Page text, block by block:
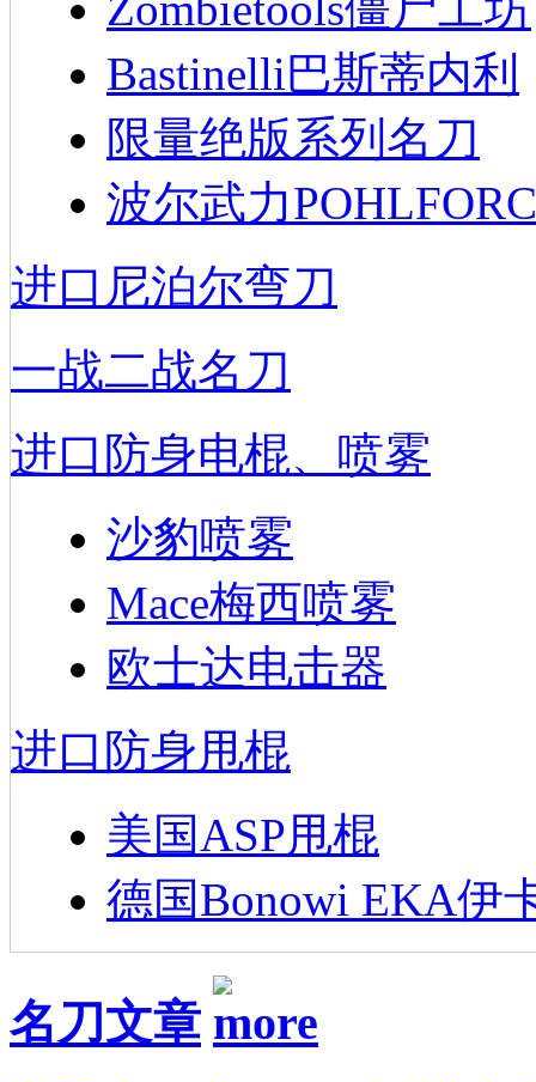
Bastinelli巴斯蒂内利
限量绝版系列名刀
波尔武力
进口尼泊尔弯刀
一战二战名刀
进口防身电棍、喷雾
沙豹喷雾
Mace梅西喷雾
欧士达电击器
进口防身甩棍
美国ASP甩棍
德国Bonowi EKA伊
名刀文章